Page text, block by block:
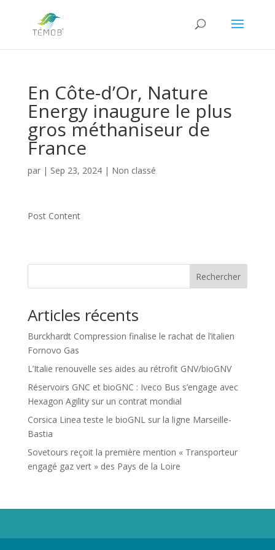
En Côte-d’Or, Nature
Energy inaugure le plus
gros méthaniseur de
France
par | Sep 23, 2024| Non classé
Post Content
Rechercher
Articles récents
Burckhardt Compression finalise le rachat de l’italien
Fornovo Gas
L’Italie renouvelle ses aides au rétrofit GNV/bioGNV
Réservoirs GNC et bioGNC : Iveco Bus s’engage avec
Hexagon Agility sur un contrat mondial
Corsica Linea teste le bioGNL sur la ligne Marseille-
Bastia
Sovetours reçoit la première mention « Transporteur
engagé gaz vert » des Pays de la Loire
Propriété de Territoire d'Energie Lot-et-Garonne. Voir